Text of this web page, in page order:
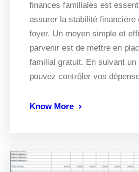
finances familiales est
assurer la stabilité financière
foyer. Un moyen simple et
parvenir est de mettre en
familial gratuit. En suivant un
pouvez contrôler vos
Know More